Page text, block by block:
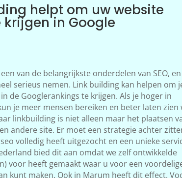
helpt om uw website
krijgen in Google
van de belangrijkste onderdelen van SEO,
serieus nemen. Link building kan helpen om
de Googlerankings te krijgen. Als je hoger in
je meer mensen bereiken en beter laten zien
linkbuilding is niet alleen maar het plaatsen
andere site. Er moet een strategie achter
volledig heeft uitgezocht en een unieke
bied dit aan omdat we zelf ontwikkelde
voor heeft gemaakt waar u voor een
kunt maken. Ook in Marum heeft dit effect.